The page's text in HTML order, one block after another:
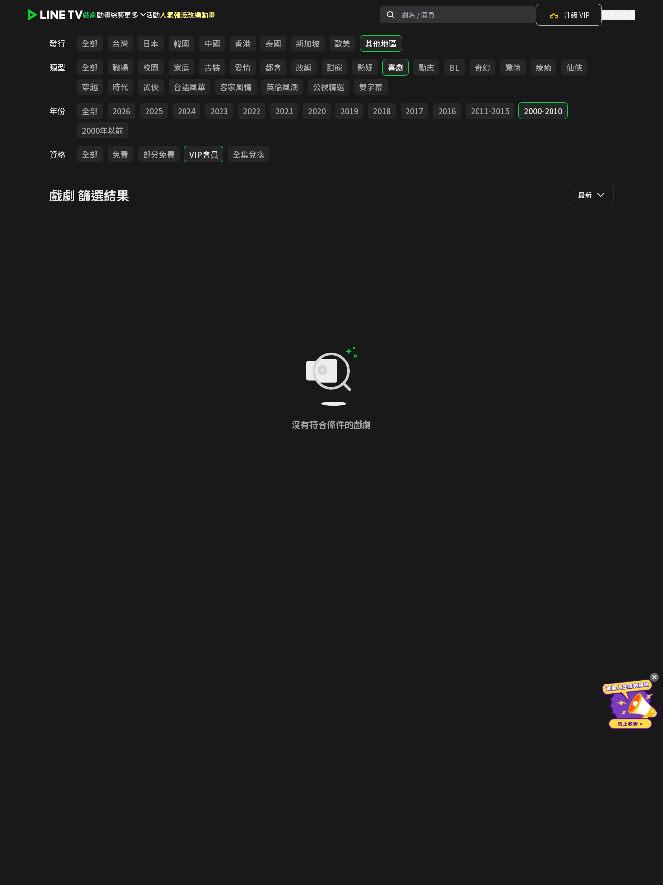
戲劇動畫綜藝更多 活動人氣韓漫改編動畫 升級 VIP
發行 全部 台灣 日本 韓國 中國 香港 泰國 新加坡 歐美
其他地區
類型
全部 職場 校園 家庭 古裝 愛情 都會 改編 甜寵 懸疑 喜劇 勵志 BL 奇幻 驚悚 療癒
仙俠
穿越
時代 武俠 台語風華 客家風情 英倫風潮 公視精選
雙字幕
年份
全部 2026 2025 2024 2023 2022 2021 2020 2019 2018 2017 2016 2011-2015
2000-2010
2000年以前
資格
全部 免費 部分免費 VIP會員 全集兌換
戲劇 篩選結果 最新
沒有符合條件的戲劇